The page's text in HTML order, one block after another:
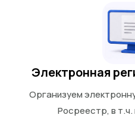
Электронная
Организуем
Росреестр, в